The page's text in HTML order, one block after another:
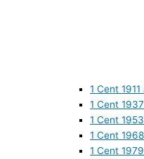
1 Cent
1 Cent
1 Cent
1 Cent
1 Cent